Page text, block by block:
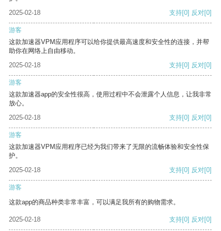
2025-02-18
支持[0] 反对[0]
游客
这款加速器VPM应用程序可以给你提供最高速度和安全性的连接，并帮
助你在网络上自由移动。
2025-02-18
支持[0] 反对[0]
游客
这款加速器app的安全性很高，使用过程中不会泄露个人信息，让我非常
放心。
2025-02-18
支持[0] 反对[0]
游客
这款加速器VPM应用程序已经为我们带来了无限的流畅体验和安全性保
护。
2025-02-18
支持[0] 反对[0]
游客
这款app的商品种类非常丰富，可以满足我所有的购物需求。
2025-02-18 支持[0] 反对[0]